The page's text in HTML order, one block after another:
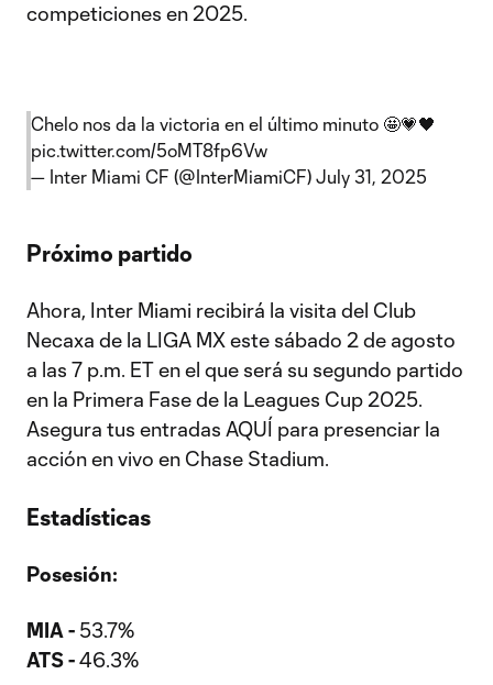
competiciones en 2025.
Chelo nos da la victoria en el último minuto 🤩💗🖤
pic.twitter.com/5oMT8fp6Vw
— Inter Miami CF (@InterMiamiCF) July 31, 2025
Próximo partido
Ahora, Inter Miami recibirá la visita del Club
Necaxa de la LIGA MX este sábado 2 de agosto
a las 7 p.m. ET en el que será su segundo partido
en la Primera Fase de la Leagues Cup 2025.
Asegura tus entradas AQUÍ para presenciar la
acción en vivo en Chase Stadium.
Estadísticas
Posesión:
MIA - 53.7%
ATS -46.3%